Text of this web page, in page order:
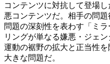
コンテンツに対抗して登場
悪コンテンツだ。相手の問
問題の深刻性を表わす「ミ
リングが単なる嫌悪・ジェ
運動の裾野の拡大と正当性
大きな問題だ。